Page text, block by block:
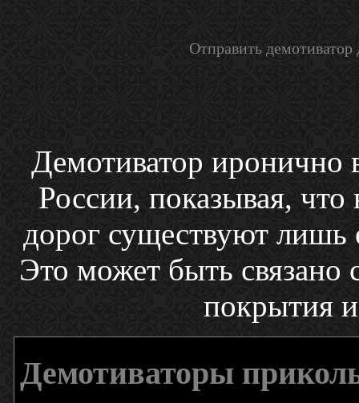
Отправить
Демотиватор иронично
России, показывая,
дорог существуют лишь
Это может быть связано
покрытия
Демотиваторы